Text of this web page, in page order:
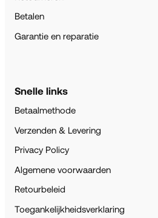
Betalen
Garantie en reparatie
Snelle links
Betaalmethode
Verzenden & Levering
Privacy Policy
Algemene voorwaarden
Retourbeleid
Toegankelijkheidsverklaring